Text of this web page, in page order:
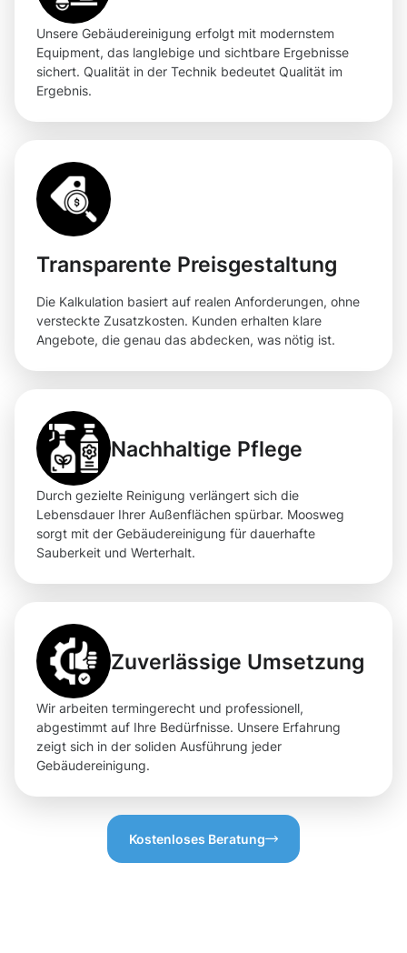
Unsere Gebäudereinigung erfolgt mit modernstem
Equipment, das langlebige und sichtbare Ergebnisse
sichert. Qualität in der Technik bedeutet Qualität im
Ergebnis.
Transparente Preisgestaltung
Die Kalkulation basiert auf realen Anforderungen, ohne
versteckte Zusatzkosten. Kunden erhalten klare
Angebote, die genau das abdecken, was nötig ist.
Nachhaltige Pflege
Durch gezielte Reinigung verlängert sich die
Lebensdauer Ihrer Außenflächen spürbar. Moosweg
sorgt mit der Gebäudereinigung für dauerhafte
Sauberkeit und Werterhalt.
Zuverlässige Umsetzung
Wir arbeiten termingerecht und professionell,
abgestimmt auf Ihre Bedürfnisse. Unsere Erfahrung
zeigt sich in der soliden Ausführung jeder
Gebäudereinigung.
Kostenloses Beratung